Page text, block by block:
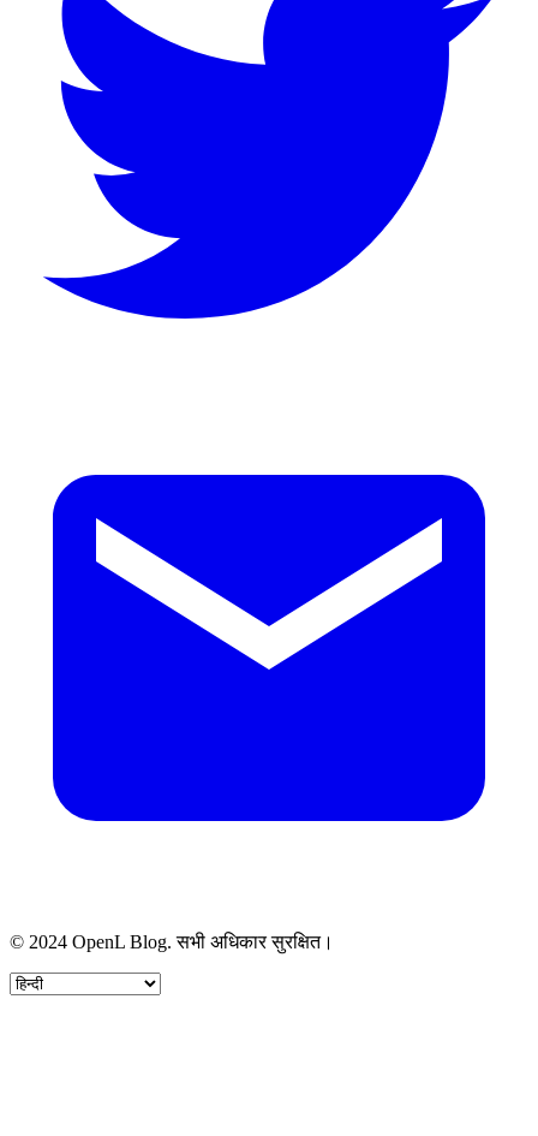
© 2024 OpenL Blog. सभी अधिकार सुरक्षित।